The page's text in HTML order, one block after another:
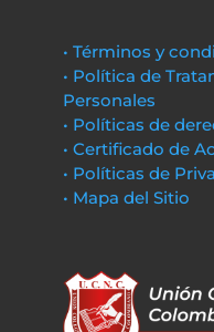
• Términos y
• Política de
Personales
• Políticas de
• Certificado de
• Políticas de
• Mapa del Sitio